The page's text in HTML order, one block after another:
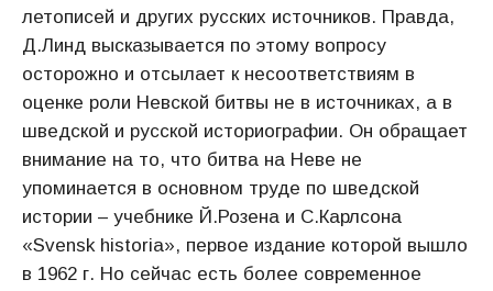
летописей и других русских источников. Правда,
Д.Линд высказывается по этому вопросу
осторожно и отсылает к несоответствиям в
оценке роли Невской битвы не в источниках, а в
шведской и русской историографии. Он обращает
внимание на то, что битва на Неве не
упоминается в основном труде по шведской
истории – учебнике Й.Розена и С.Карлсона
«Svensk historia», первое издание которой вышло
в 1962 г. Но сейчас есть более современное